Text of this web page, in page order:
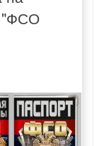
"ФСО